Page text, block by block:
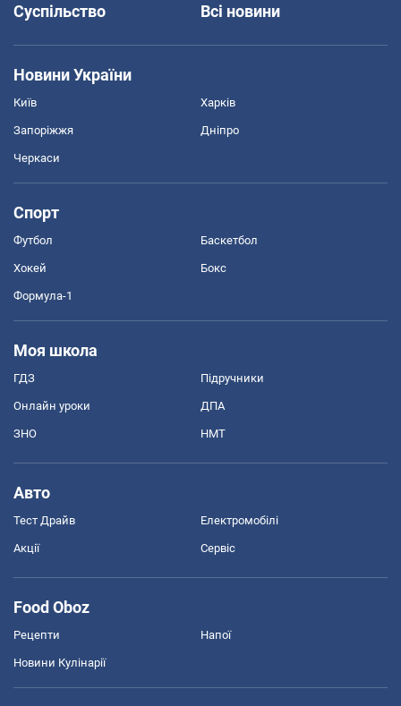
Суспільство
Всі новини
Новини України
Київ Харків
Запоріжжя Дніпро
Черкаси
Спорт
Футбол Баскетбол
Хокей Бокс
Формула-1
Моя школа
ГДЗ Підручники
Онлайн уроки ДПА
ЗНО НМТ
Авто
Тест Драйв Електромобілі
Акції Сервіс
Food Oboz
Рецепти Напої
Новини Кулінарії